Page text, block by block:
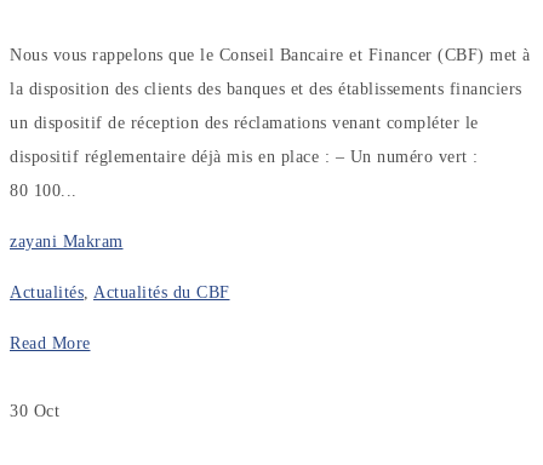
Nous vous rappelons que le Conseil Bancaire et Financer (CBF) met à
la disposition des clients des banques et des établissements financiers
un dispositif de réception des réclamations venant compléter le
dispositif réglementaire déjà mis en place : – Un numéro vert :
80 100...
zayani Makram
Actualités Actualités du CBF
Read More
30 Oct